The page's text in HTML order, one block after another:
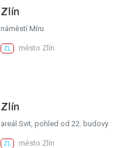
Zlín
náměstí Míru
ZL město Zlín
Zlín
areál Svit, pohled od 22. budovy
ZL město Zlín